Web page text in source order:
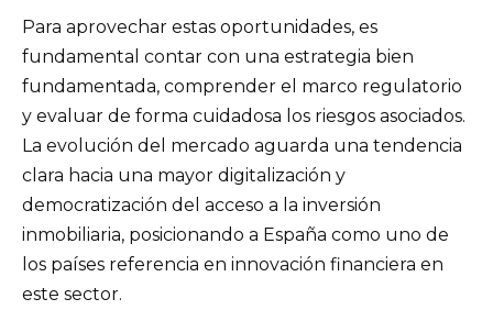
Para aprovechar estas oportunidades, es
fundamental contar con una estrategia bien
fundamentada, comprender el marco regulatorio
y evaluar de forma cuidadosa los riesgos asociados.
La evolución del mercado aguarda una tendencia
clara hacia una mayor digitalización y
democratización del acceso a la inversión
inmobiliaria, posicionando a España como uno de
los países referencia en innovación financiera en
este sector.